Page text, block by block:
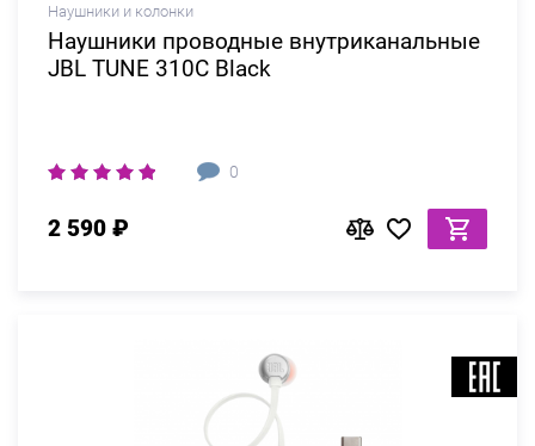
Наушники и колонки
Наушники проводные внутриканальные
JBL TUNE 310C Black
0
2 590 ₽